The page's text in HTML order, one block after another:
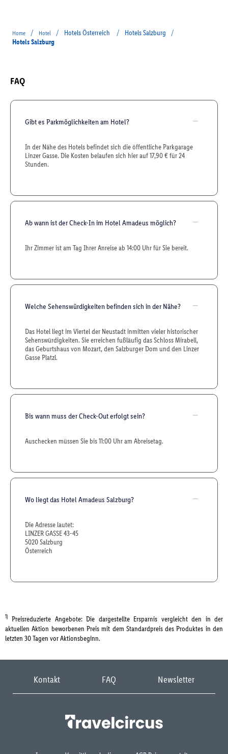
Home / Hotel / Hotels Österreich / Hotels Salzburg
/
Hotels Salzburg
FAQ
Gibt es Parkmöglichkeiten am Hotel?
In der Nähe des Hotels befindet sich die öffentliche Parkgarage
Linzer Gasse. Die Kosten belaufen sich hier auf 17,90 € für 24
Stunden.
Ab wann ist der Check-In im Hotel Amadeus möglich?
Ihr Zimmer ist am Tag Ihrer Anreise ab 14:00 Uhr für Sie bereit.
Welche Sehenswürdigkeiten befinden sich in der Nähe?
Das Hotel liegt im Viertel der Neustadt inmitten vieler historischer
Sehenswürdigkeiten. Sie erreichen fußläufig das Schloss Mirabell,
das Geburtshaus von Mozart, den Salzburger Dom und den Linzer
Gasse Platzl.
Bis wann muss der Check-Out erfolgt sein?
Auschecken müssen Sie bis 11:00 Uhr am Abreisetag.
Wo liegt das Hotel Amadeus Salzburg?
Die Adresse lautet:
LINZER GASSE 43-45
5020 Salzburg
Österreich
1) Preisreduzierte Angebote: Die dargestellte Ersparnis vergleicht den in der
aktuellen Aktion beworbenen Preis mit dem Standardpreis des Produktes in den
letzten 30 Tagen vor Aktionsbeginn.
Kontakt FAQ Newsletter